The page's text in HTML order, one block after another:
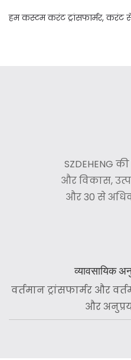
हम कस्टम करंट ट्रांसफार्मर, करंट
SZDEHENG
और विकास,
और 30 से अधिक
व्यावसायिक
वर्तमान ट्रांसफार्मर और
और